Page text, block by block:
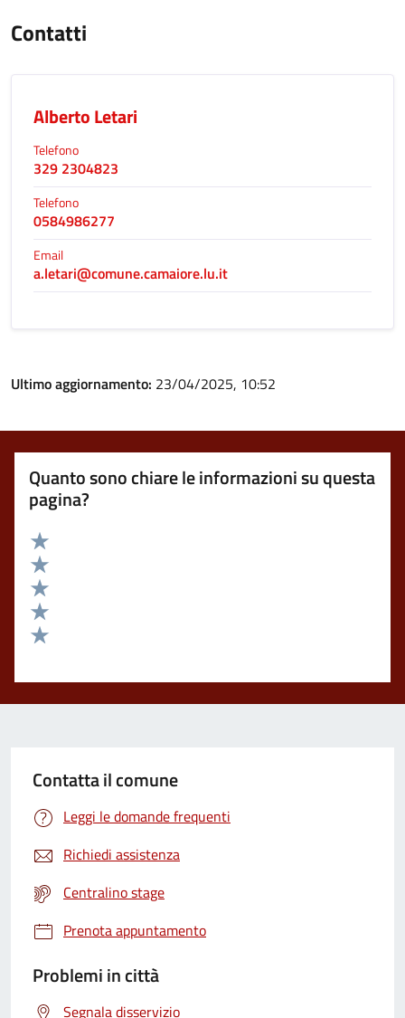
Contatti
Alberto Letari
Telefono
329 2304823
Telefono
0584986277
Email
a.letari@comune.camaiore.lu.it
Ultimo aggiornamento: 23/04/2025, 10:52
Quanto sono chiare le informazioni su questa
pagina?
Valuta 5 stelle su 5
Valuta 4 stelle su 5
Valuta 3 stelle su 5
Valuta 2 stelle su 5
Contatta il comune
Leggi le domande frequenti
Richiedi assistenza
Centralino stage
Prenota appuntamento
Problemi in città
Segnala disservizio